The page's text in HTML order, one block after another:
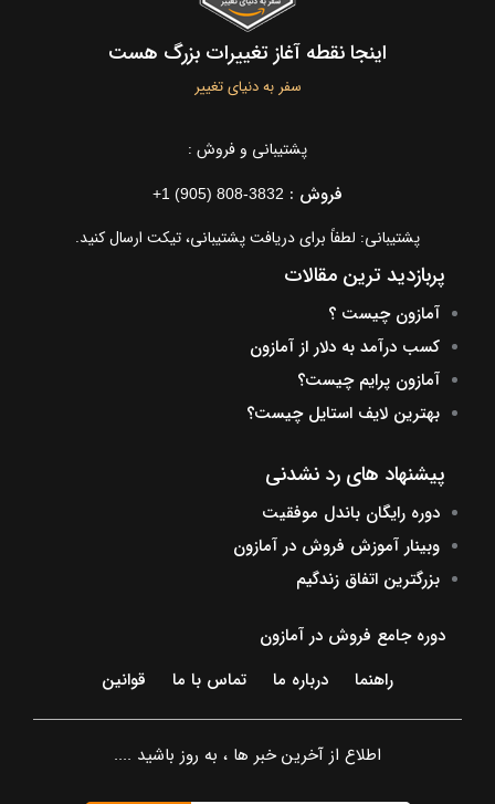
اینجا نقطه آغاز تغییرات بزرگ هست
سفر به دنیای تغییر
پشتیبانی و فروش :
فروش : +1 (905) 808-3832
پشتیبانی: لطفاً برای دریافت پشتیبانی، تیکت ارسال کنید.
پربازدید ترین مقالات
آمازون چیست ؟
کسب درآمد به دلار از آمازون
آمازون پرایم چیست؟
بهترین لایف استایل چیست؟
پیشنهاد های رد نشدنی
دوره رایگان باندل موفقیت
وبینار آموزش فروش در آمازون
بزرگترین اتفاق زندگیم
دوره جامع فروش در آمازون
راهنما
درباره ما تماس با ما قوانین
اطلاع از آخرین خبر ها ، به روز باشید ....